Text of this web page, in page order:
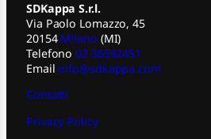
SDKappa S.r.l.
Via Paolo Lomazzo, 45
20154 Milano (MI)
Telefono02 36592451
Email info@sdkappa.com
Contatti
Privacy Policy